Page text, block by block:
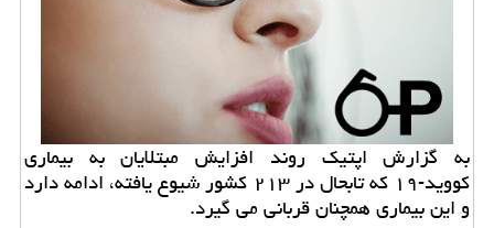
به گزارش اپتیك روند افزایش مبتلایان به بیماری
كووید-۱۹ كه تابحال در ۲۱۳ كشور شیوع یافته، ادامه دارد
و این بیماری همچنان قربانی می گیرد.